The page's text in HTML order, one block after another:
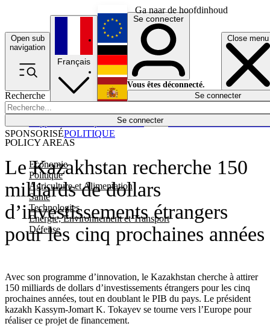
Ga naar de hoofdinhoud
Open sub
navigation
Close menu
Recherche
Se connecter
POLICY AREAS
Economie
Politique
Agriculture et Alimentation
Santé
Technologies
Energie, Environnement et Transport
Défense
Économie
Français
English
Deutsch
Español
Se connecter
Vous êtes déconnecté.
Se connecter
Le Kazakhstan recherche 150
milliards de dollars
d’investissements étrangers
pour les cinq prochaines années
Avec son programme d’innovation, le Kazakhstan cherche à attirer
150 milliards de dollars d’investissements étrangers pour les cinq
prochaines années, tout en doublant le PIB du pays. Le président
kazakh Kassym-Jomart K. Tokayev se tourne vers l’Europe pour
réaliser ce projet de financement.
SPONSORISÉPOLITIQUE